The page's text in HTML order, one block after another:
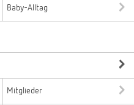
Baby-Alltag
Mitglieder